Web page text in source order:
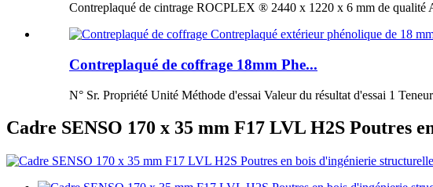
Contreplaqué de cintrage ROCPLEX ® 2440 x 1220 x 6 mm de qualité
Contreplaqué de coffrage 18mm Phe...
N° Sr. Propriété Unité Méthode d'essai Valeur du résultat d'essai 1
Cadre SENSO 170 x 35 mm F17 LVL H2S Poutres